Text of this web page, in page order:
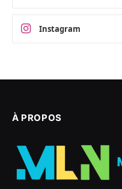
Instagram
À PROPOS